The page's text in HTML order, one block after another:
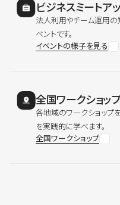
ビジネスミートア
法人利用やチーム運用の
ベントです。
イベントの様子を見る
全国ワークショッ
各地域のワークショップ
を実践的に学べます。
全国ワークショップ